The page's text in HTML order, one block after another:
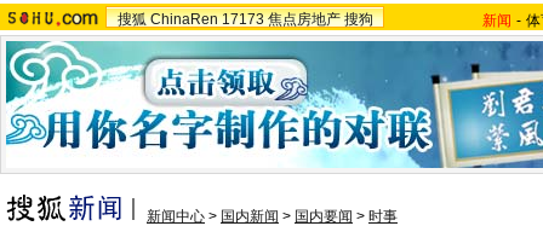
搜狐 ChinaRen 17173 焦点房地产 搜狗 新闻 -
新闻中心 > 国内新闻 > 国内要闻 > 时事